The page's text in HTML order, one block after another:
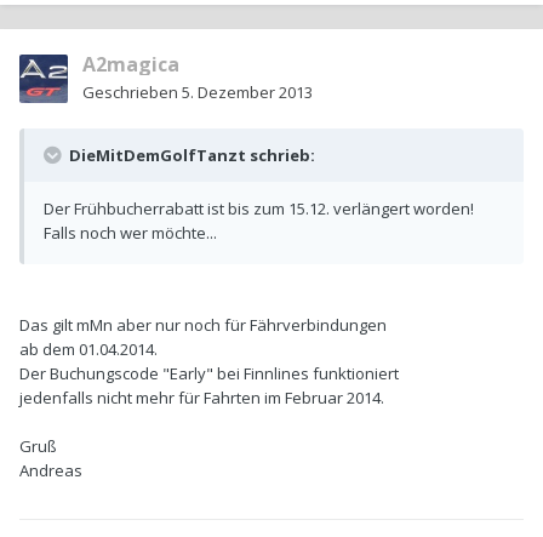
A2magica
Geschrieben 5. Dezember 2013
DieMitDemGolfTanzt schrieb:
Der Frühbucherrabatt ist bis zum 15.12. verlängert worden!
Falls noch wer möchte...
Das gilt mMn aber nur noch für Fährverbindungen
ab dem 01.04.2014.
Der Buchungscode "Early" bei Finnlines funktioniert
jedenfalls nicht mehr für Fahrten im Februar 2014.
Gruß
Andreas